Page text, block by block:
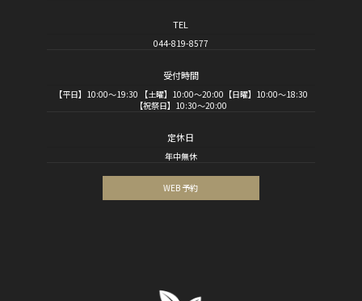
TEL
044-819-8577
受付時間
【平日】10:00～19:30 【土曜】10:00～20:00【日曜】10:00～18:30
【祝祭日】10:30～20:00
定休日
年中無休
WEB 予約